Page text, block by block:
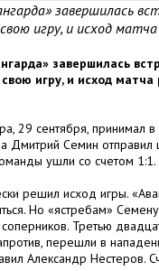
завершилась
игру, и исход
завершилась
игру, и исход
29 сентября, принимал
Дмитрий Семин отправил
ушли со счетом 1:1.
решил исход игры.
Но «ястребам»
Третью
перешли в
Александр Нестеров.